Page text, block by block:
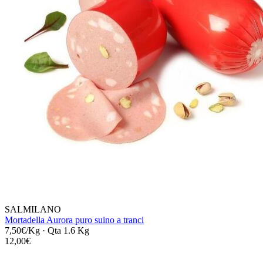
SALMILANO
Mortadella Aurora puro suino a tranci
7,50€/Kg · Qta 1.6 Kg
12,00€